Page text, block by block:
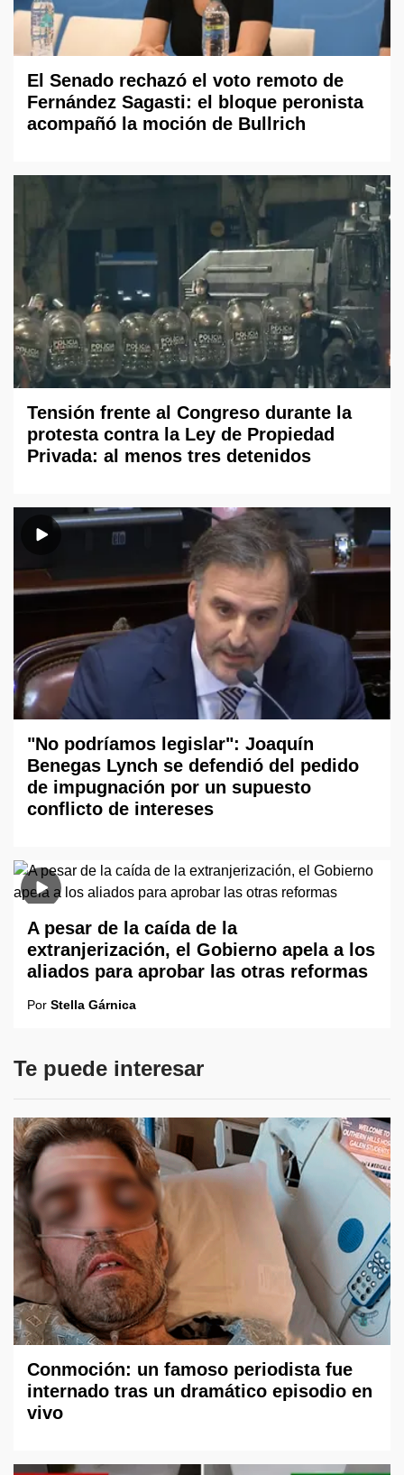
El Senado rechazó el voto remoto de
Fernández Sagasti: el bloque peronista
acompañó la moción de Bullrich
Tensión frente al Congreso durante la
protesta contra la Ley de Propiedad
Privada: al menos tres detenidos
"No podríamos legislar": Joaquín
Benegas Lynch se defendió del pedido
de impugnación por un supuesto
conflicto de intereses
A pesar de la caída de la
extranjerización, el Gobierno apela a los
aliados para aprobar las otras reformas
Por Stella Gárnica
Te puede interesar
Conmoción: un famoso periodista fue
internado tras un dramático episodio en
vivo